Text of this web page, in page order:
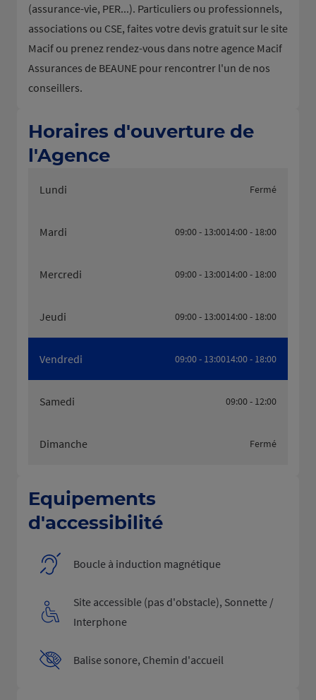
(assurance-vie, PER...). Particuliers ou professionnels,
associations ou CSE, faites votre devis gratuit sur le site
Macif ou prenez rendez-vous dans notre agence Macif
Assurances de BEAUNE pour rencontrer l'un de nos
conseillers.
Horaires d'ouverture de
l'Agence
Lundi Fermé
Mardi 09:00 - 13:0014:00 - 18:00
Mercredi 09:00 - 13:0014:00 - 18:00
Jeudi 09:00 - 13:0014:00 - 18:00
Vendredi 09:00 - 13:0014:00 - 18:00
Samedi 09:00 - 12:00
Dimanche Fermé
Equipements
d'accessibilité
Boucle à induction magnétique
Site accessible (pas d'obstacle), Sonnette /
Interphone
Balise sonore, Chemin d'accueil